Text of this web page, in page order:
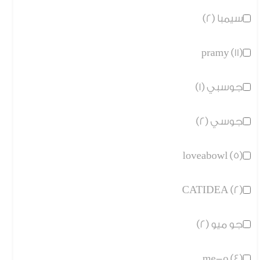
سيمبا (2)
pramy (11)
جوسبي (1)
جوسي (2)
loveabowl (5)
CATIDEA (2)
جو ميو (2)